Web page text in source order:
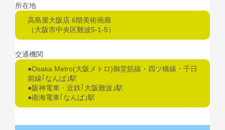
所在地
高島屋大阪店 6階美術画廊
（大阪市中央区難波5-1-5）
交通機関
●Osaka Metro(大阪メトロ)御堂筋線・四ツ橋線・千日
前線｢なんば｣駅
●阪神電車・近鉄｢大阪難波｣駅
●南海電車｢なんば｣駅